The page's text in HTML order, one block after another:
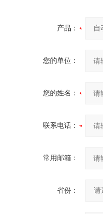
产品：
您的单位：
您的姓名：
联系电话：
常用邮箱：
省份：